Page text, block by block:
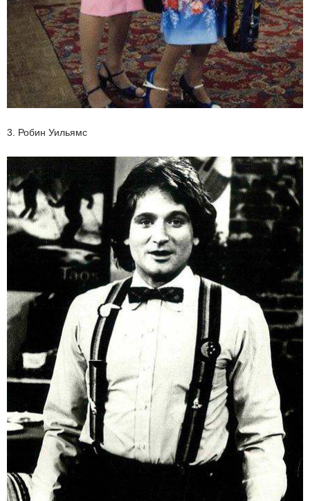
3. Робин Уильямс